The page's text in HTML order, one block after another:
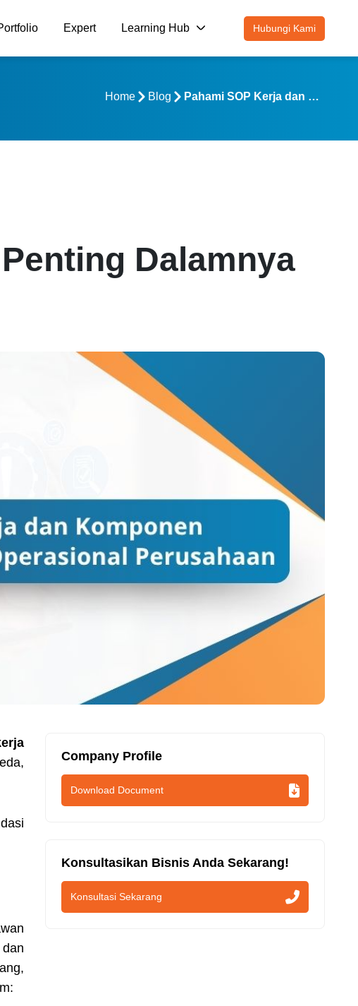
Expert Learning Hub Hubungi Kami
Home Blog Pahami SOP Kerja dan Komponen Penting Dalamnya
Dalamnya
Company Profile
Download Document
Konsultasikan Bisnis Anda Sekarang!
Konsultasi Sekarang